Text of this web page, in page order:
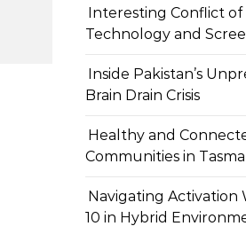
Interesting Conflict of
Technology and
Inside Pakistan’s
Brain Drain Crisis
Healthy and
Communities in
Navigating Activation
10 in Hybrid